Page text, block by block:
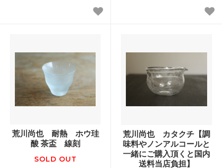
荒川尚也 耐熱 ホウ珪
酸 茶盃 線刻
SOLD OUT
荒川尚也 カタクチ【調
味料やノンアルコールと
一緒にご購入頂くと国内
送料当店負担】